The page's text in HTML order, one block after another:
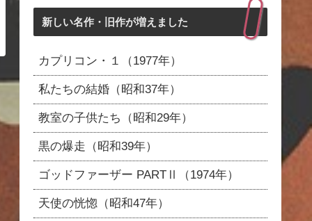
新しい名作・旧作が増えました
カプリコン・１（1977年）
私たちの結婚（昭和37年）
教室の子供たち（昭和29年）
黒の爆走（昭和39年）
ゴッドファーザー PARTⅡ（1974年）
天使の恍惚（昭和47年）